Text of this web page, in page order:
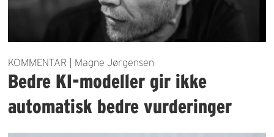
KOMMENTAR | Magne Jørgensen
Bedre KI-modeller gir ikke
automatisk bedre vurderinger